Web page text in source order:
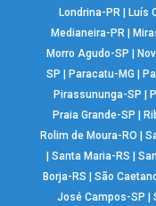
Londrina-PR| Luís
Medianeira-PR
Morro Agudo-SP
SP
Paracatu-MG
Pirassununga-SP
Praia Grande-SP
Rolim de Moura-RO
|Santa Maria-RS |
Borja-RS
|São
José Campos-SP
|